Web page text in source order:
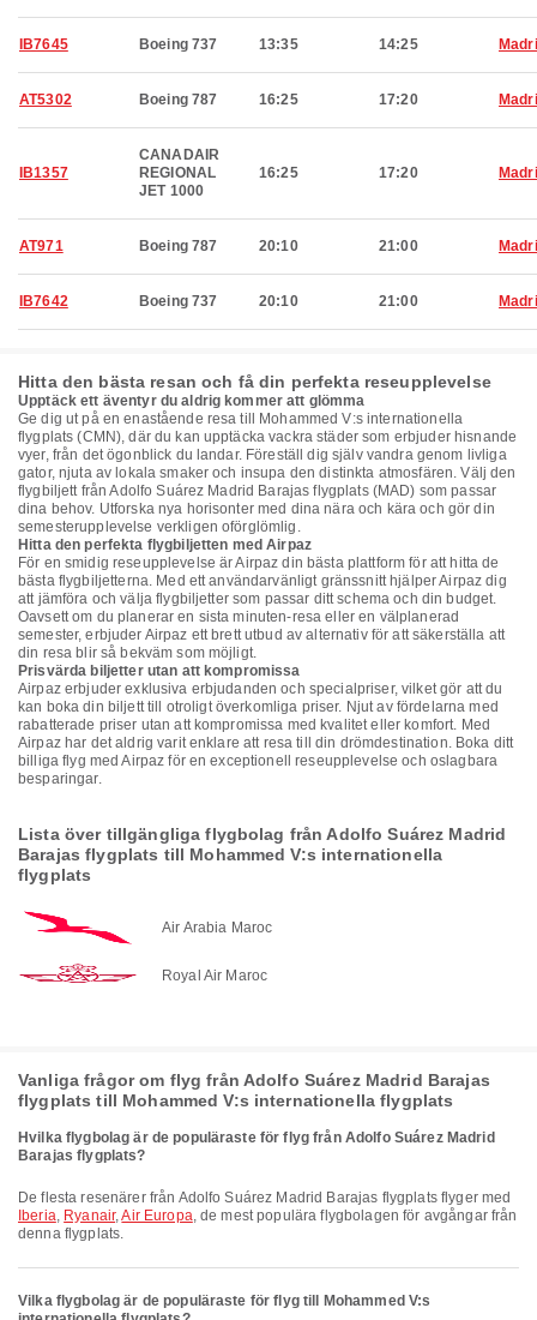
IB7645 Boeing 737 13:35 14:25
AT5302 Boeing 787 16:25 17:20
IB1357
CANADAIR
REGIONAL
JET 1000
16:25 17:20
AT971 Boeing 787 20:10 21:00
IB7642 Boeing 737 20:10 21:00
Hitta den bästa resan och få din perfekta reseupplevelse
Upptäck ett äventyr du aldrig kommer att glömma
Ge dig ut på en enastående resa till Mohammed V:s internationella
flygplats (CMN), där du kan upptäcka vackra städer som erbjuder hisnande
vyer, från det ögonblick du landar. Föreställ dig själv vandra genom livliga
gator, njuta av lokala smaker och insupa den distinkta atmosfären. Välj den
flygbiljett från Adolfo Suárez Madrid Barajas flygplats (MAD) som passar
dina behov. Utforska nya horisonter med dina nära och kära och gör din
semesterupplevelse verkligen oförglömlig.
Hitta den perfekta flygbiljetten med Airpaz
För en smidig reseupplevelse är Airpaz din bästa plattform för att hitta de
bästa flygbiljetterna. Med ett användarvänligt gränssnitt hjälper Airpaz dig
att jämföra och välja flygbiljetter som passar ditt schema och din budget.
Oavsett om du planerar en sista minuten-resa eller en välplanerad
semester, erbjuder Airpaz ett brett utbud av alternativ för att säkerställa att
din resa blir så bekväm som möjligt.
Prisvärda biljetter utan att kompromissa
Airpaz erbjuder exklusiva erbjudanden och specialpriser, vilket gör att du
kan boka din biljett till otroligt överkomliga priser. Njut av fördelarna med
rabatterade priser utan att kompromissa med kvalitet eller komfort. Med
Airpaz har det aldrig varit enklare att resa till din drömdestination. Boka ditt
billiga flyg med Airpaz för en exceptionell reseupplevelse och oslagbara
besparingar.
Lista över tillgängliga flygbolag från Adolfo Suárez Madrid
Barajas flygplats till Mohammed V:s internationella
flygplats
Air Arabia Maroc
Royal Air Maroc
Vanliga frågor om flyg från Adolfo Suárez Madrid Barajas
flygplats till Mohammed V:s internationella flygplats
Hvilka flygbolag är de populäraste för flyg från Adolfo Suárez Madrid
Barajas flygplats?
De flesta resenärer från Adolfo Suárez Madrid Barajas flygplats flyger med
Iberia, Ryanair,Air Europa, de mest populära flygbolagen för avgångar från
denna flygplats.
Vilka flygbolag är de populäraste för flyg till Mohammed V:s